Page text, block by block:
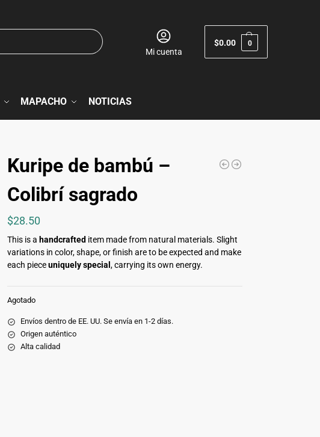
Mi cuenta
$0.00 0
MAPACHO NOTICIAS
Kuripe de bambú –
Colibrí sagrado
$28.50
This is ahandcrafted item made from natural materials. Slight
variations in color, shape, or finish are to be expected and make
each pieceuniquely special, carrying its own energy.
Agotado
Envíos dentro de EE. UU. Se envía en 1-2 días.
Origen auténtico
Alta calidad